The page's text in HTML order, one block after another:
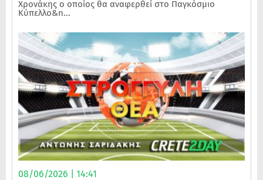
Χρονάκης ο οποίος θα αναφερθεί στο Παγκόσμιο
Κύπελλο&n...
08/06/2026 | 14:41